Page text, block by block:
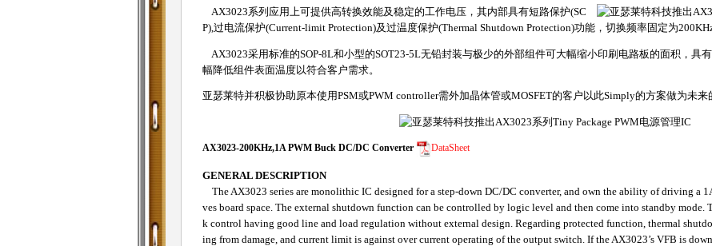
AX3023系列应用上可提供高转换效能及稳定的工作电压，其内部具有短路保护(SC
P),过电流保护(Current-limit Protection)及过温度保护(Thermal Shutdown Protection)功能，切换频率固定为200KHz
AX3023采用标准的SOP-8L和小型的SOT23-5L无铅封装与极少的外部组件可大幅缩小印刷电路板的面积，具
幅降低组件表面温度以符合客户需求。
亚瑟莱特并积极协助原本使用PSM或PWM controller需外加晶体管或MOSFET的客户以此Simply的方案做为未来
AX3023-200KHz,1A PWM Buck DC/DC Converter DataSheet
GENERAL DESCRIPTION
The AX3023 series are monolithic IC designed for a step-down DC/DC converter, and own the ability of driving a
ves board space. The external shutdown function can be controlled by logic level and then come into standby mode.
k control having good line and load regulation without external design. Regarding protected function, thermal
ing from damage, and current limit is against over current operating of the output switch. If the AX3023’s VFB is